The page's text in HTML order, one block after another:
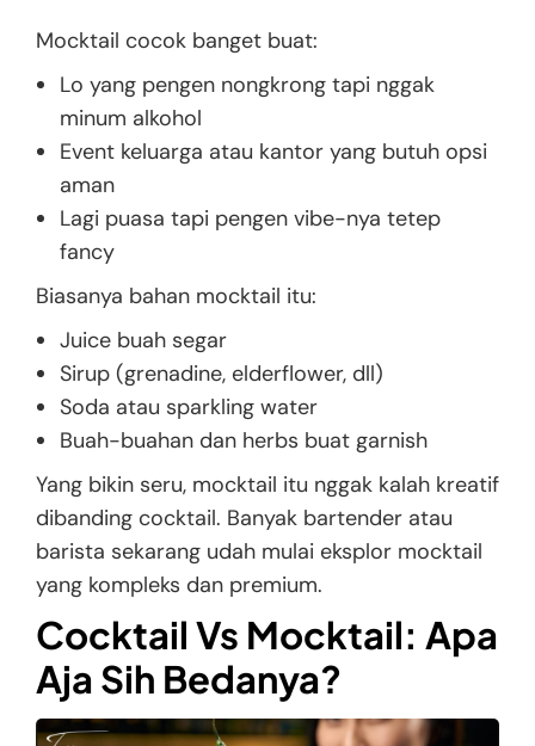
Mocktail cocok banget buat:
Lo yang pengen nongkrong tapi nggak
minum alkohol
Event keluarga atau kantor yang butuh opsi
aman
Lagi puasa tapi pengen vibe-nya tetep
fancy
Biasanya bahan mocktail itu:
Juice buah segar
Sirup (grenadine, elderflower, dll)
Soda atau sparkling water
Buah-buahan dan herbs buat garnish
Yang bikin seru, mocktail itu nggak kalah kreatif
dibanding cocktail. Banyak bartender atau
barista sekarang udah mulai eksplor mocktail
yang kompleks dan premium.
Cocktail Vs Mocktail: Apa
Aja Sih Bedanya?